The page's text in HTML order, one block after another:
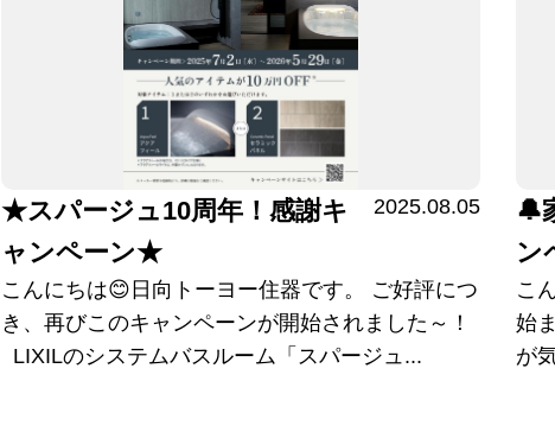
★スパージュ10周年！感謝キ
ャンペーン★
2025.08.05
こんにちは😊日向トーヨー住器です。 ご好評につ
き、再びこのキャンペーンが開始されました～！
LIXILのシステムバスルーム「スパージュ...
🔔
ン
こ
始
が